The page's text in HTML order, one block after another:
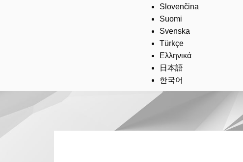
Slovenčina
Suomi
Svenska
Türkçe
Ελληνικά
日本語
한국어